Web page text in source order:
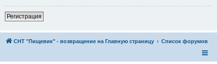
Регистрация
СНТ "Пищевик" - возвращение на Главную страницу Список форумов